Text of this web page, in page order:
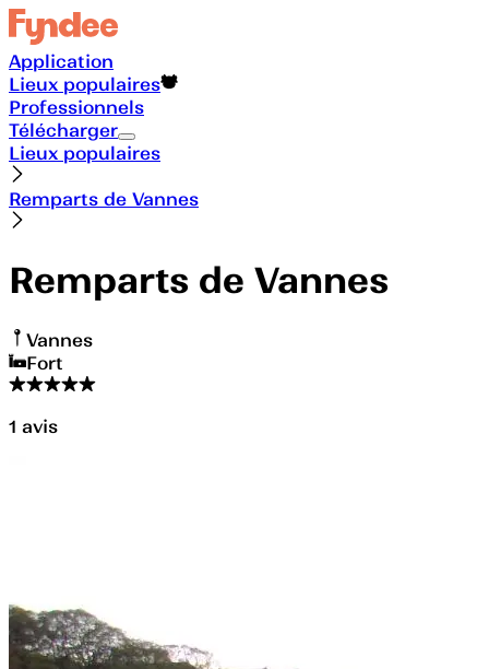
Application
Lieux populaires
Professionnels
Télécharger
Lieux populaires
Remparts de Vannes
Remparts de Vannes
Vannes
Fort
1 avis